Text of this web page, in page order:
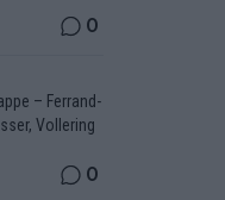
0
– Ferrand-
Vollering
0